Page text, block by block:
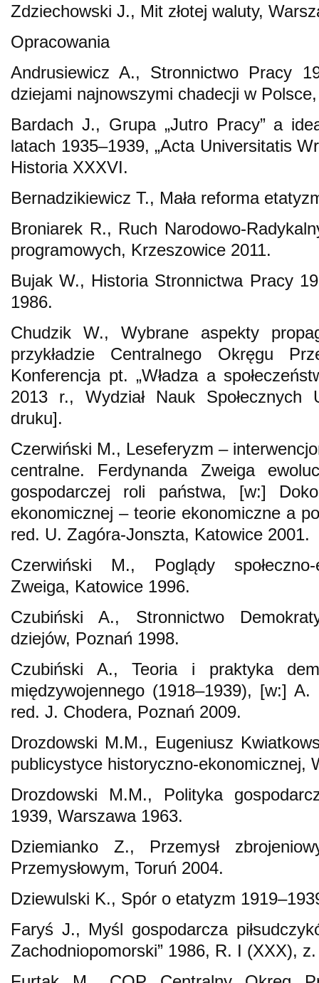
Zdziechowski J., Mit złotej waluty,
Opracowania
Andrusiewicz A., Stronnictwo Pracy
dziejami najnowszymi chadecji w
Bardach J., Grupa „Jutro Pracy” a
latach 1935–1939, „Acta Universitatis
Historia XXXVI.
Bernadzikiewicz T., Mała reforma
Broniarek R., Ruch Narodowo-
programowych, Krzeszowice 2011.
Bujak W., Historia Stronnictwa Pracy
1986.
Chudzik W., Wybrane aspekty
przykładzie Centralnego Okręgu
Konferencja pt. „Władza a
2013 r., Wydział Nauk Społecznych
druku].
Czerwiński M., Leseferyzm –
centralne. Ferdynanda Zweiga
gospodarczej roli państwa, [w:]
ekonomicznej – teorie ekonomiczne a
red. U. Zagóra-Jonszta, Katowice 2001.
Czerwiński M., Poglądy społeczno-
Zweiga, Katowice 1996.
Czubiński A., Stronnictwo
dziejów, Poznań 1998.
Czubiński A., Teoria i praktyka
międzywojennego (1918–1939), [w:]
red. J. Chodera, Poznań 2009.
Drozdowski M.M., Eugeniusz
publicystyce historyczno-ekonomicznej,
Drozdowski M.M., Polityka
1939, Warszawa 1963.
Dziemianko Z., Przemysł
Przemysłowym, Toruń 2004.
Dziewulski K., Spór o etatyzm
Faryś J., Myśl gospodarcza
Zachodniopomorski” 1986, R. I (XXX),